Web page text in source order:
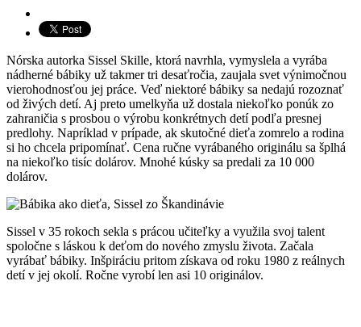
Nórska autorka Sissel Skille, ktorá navrhla, vymyslela a vyrába
nádherné bábiky už takmer tri desaťročia, zaujala svet výnimočnou
vierohodnosťou jej práce. Veď niektoré bábiky sa nedajú rozoznať
od živých detí. Aj preto umelkyňa už dostala niekoľko ponúk zo
zahraničia s prosbou o výrobu konkrétnych detí podľa presnej
predlohy. Napríklad v prípade, ak skutočné dieťa zomrelo a rodina
si ho chcela pripomínať. Cena ručne vyrábaného originálu sa šplhá
na niekoľko tisíc dolárov. Mnohé kúsky sa predali za 10 000
dolárov.
Sissel v 35 rokoch sekla s prácou učiteľky a využila svoj talent
spoločne s láskou k deťom do nového zmyslu života. Začala
vyrábať bábiky. Inšpiráciu pritom získava od roku 1980 z reálnych
detí v jej okolí. Ročne vyrobí len asi 10 originálov.